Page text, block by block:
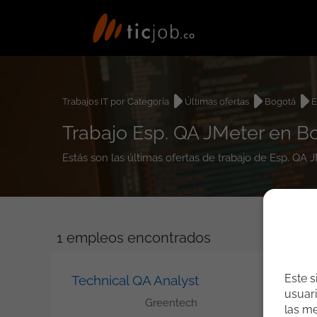
Trabajos IT por Categoría Últimas ofertas Bogotá
Trabajo Esp. QA JMeter en
Estás son las últimas ofertas de trabajo de Esp. QA
1 empleos encontrados
Technical QA Analyst
Greentech
Este
las